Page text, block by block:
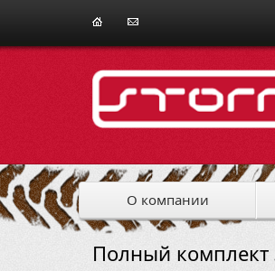
О компании
Полный